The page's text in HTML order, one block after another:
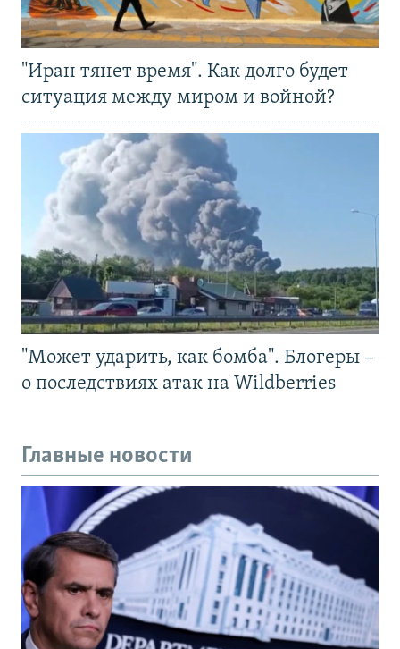
"Иран тянет время". Как долго будет
ситуация между миром и войной?
"Может ударить, как бомба". Блогеры –
о последствиях атак на Wildberries
Главные новости